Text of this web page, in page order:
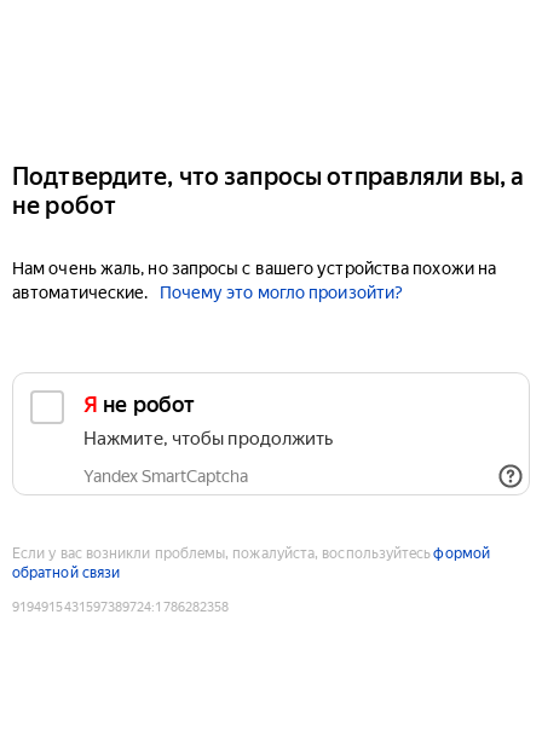
Подтвердите, что запросы отправляли вы, а
не робот
Нам очень жаль, но запросы с вашего устройства похожи на
автоматические.
Почему это могло произойти?
Я не робот
Нажмите, чтобы продолжить
Yandex SmartCaptcha
Если у вас возникли проблемы, пожалуйста, воспользуйтесьформой
обратной связи
9194915431597389724:1786282358